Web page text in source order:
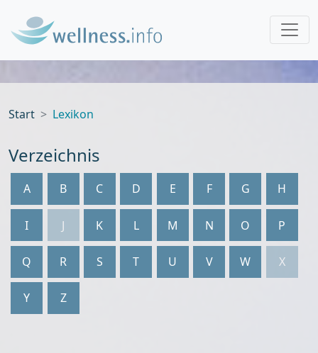
Start Lexikon
Verzeichnis
A B C D E F G H
I J K L M N O P
Q R S T U V W X
Y Z